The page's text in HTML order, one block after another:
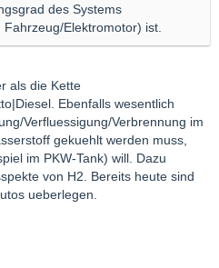
des Systems
Elektromotor) ist.
als die Kette
Ebenfalls wesentlich
Verfluessigung/Verbrennung im
gekuehlt werden muss,
im PKW-Tank) will. Dazu
von H2. Bereits heute sind
ueberlegen.